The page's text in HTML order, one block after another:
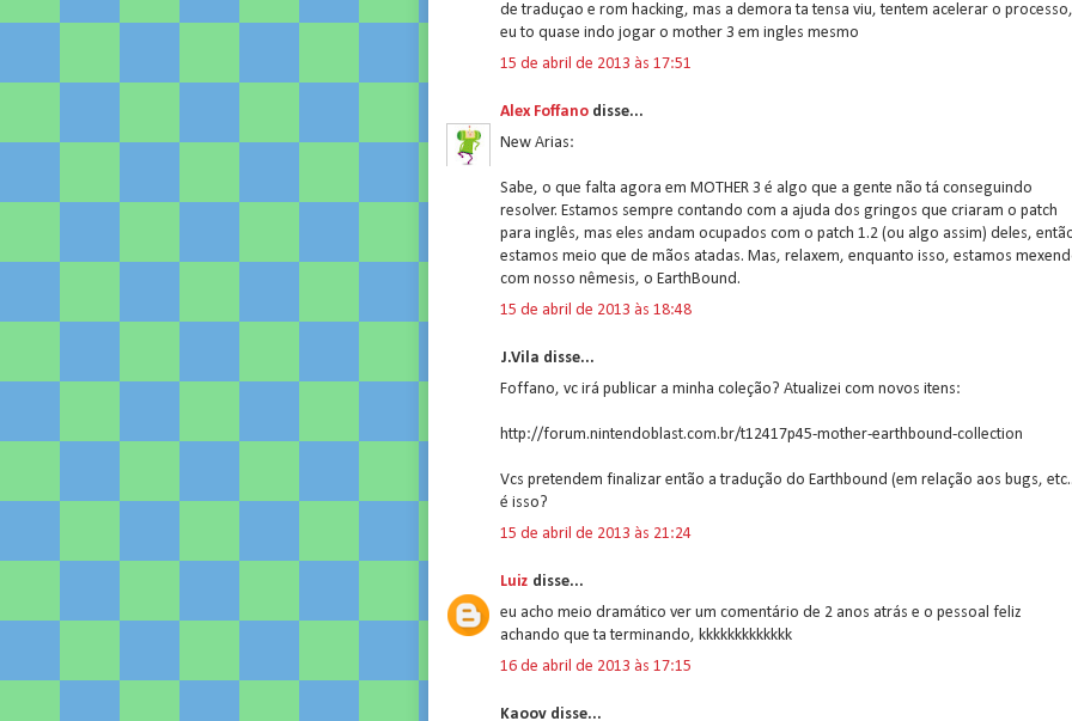
de traduçao e rom hacking, mas a demora ta tensa viu, tentem acelerar o processo,
eu to quase indo jogar o mother 3 em ingles mesmo
15 de abril de 2013 às 17:51
Alex Foffano disse...
New Arias:
Sabe, o que falta agora em MOTHER 3 é algo que a gente não tá conseguindo
resolver. Estamos sempre contando com a ajuda dos gringos que criaram o patch
para inglês, mas eles andam ocupados com o patch 1.2 (ou algo assim) deles,
estamos meio que de mãos atadas. Mas, relaxem, enquanto isso, estamos
com nosso nêmesis, o EarthBound.
15 de abril de 2013 às 18:48
J.Vila disse...
Foffano, vc irá publicar a minha coleção? Atualizei com novos itens:
http://forum.nintendoblast.com.br/t12417p45-mother-earthbound-collection
Vcs pretendem finalizar então a tradução do Earthbound (em relação aos bugs,
é isso?
15 de abril de 2013 às 21:24
Luiz disse...
eu acho meio dramático ver um comentário de 2 anos atrás e o pessoal feliz
achando que ta terminando, kkkkkkkkkkkkk
16 de abril de 2013 às 17:15
Kaoov disse...